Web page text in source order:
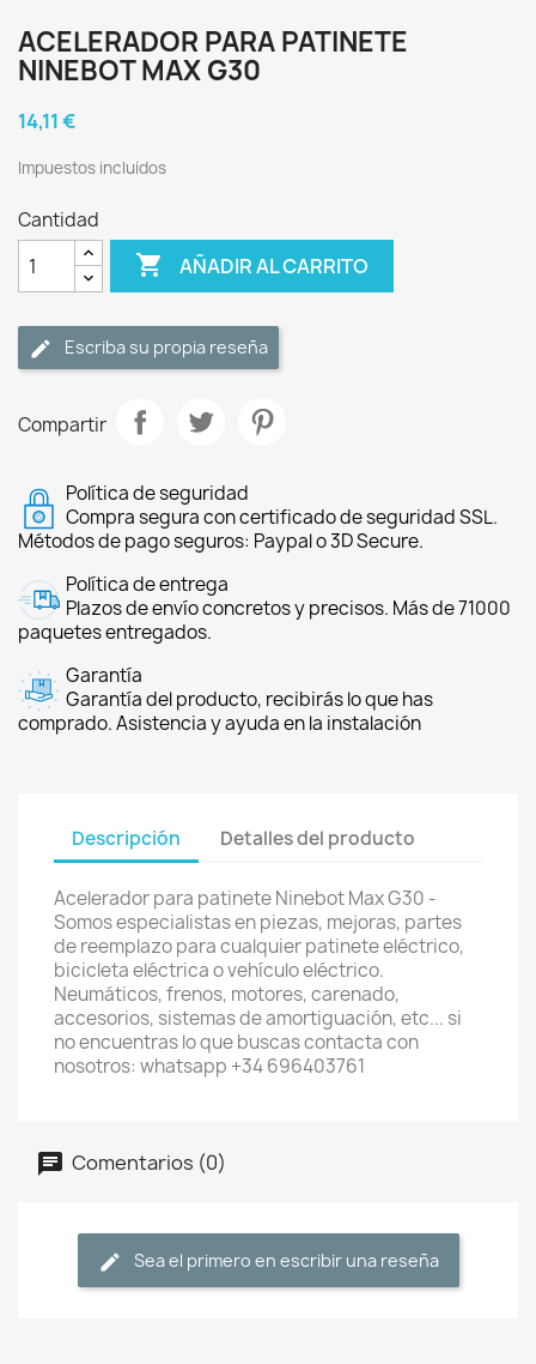
ACELERADOR PARA PATINETE
NINEBOT MAX G30
14,11 €
Impuestos incluidos
Cantidad
 AÑADIR AL CARRITO
Escriba su propia reseña
Compartir
Política de seguridad
Compra segura con certificado de seguridad SSL.
Métodos de pago seguros: Paypal o 3D Secure.
Política de entrega
Plazos de envío concretos y precisos. Más de 71000
paquetes entregados.
Garantía
Garantía del producto, recibirás lo que has
comprado. Asistencia y ayuda en la instalación
Descripción Detalles del producto
Acelerador para patinete Ninebot Max G30 -
Somos especialistas en piezas, mejoras, partes
de reemplazo para cualquier patinete eléctrico,
bicicleta eléctrica o vehículo eléctrico.
Neumáticos, frenos, motores, carenado,
accesorios, sistemas de amortiguación, etc... si
no encuentras lo que buscas contacta con
nosotros: whatsapp +34 696403761
Comentarios (0)
Sea el primero en escribir una reseña